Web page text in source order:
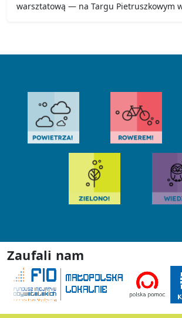
warsztatową — na Targu Pietruszkowym
Zaufali nam